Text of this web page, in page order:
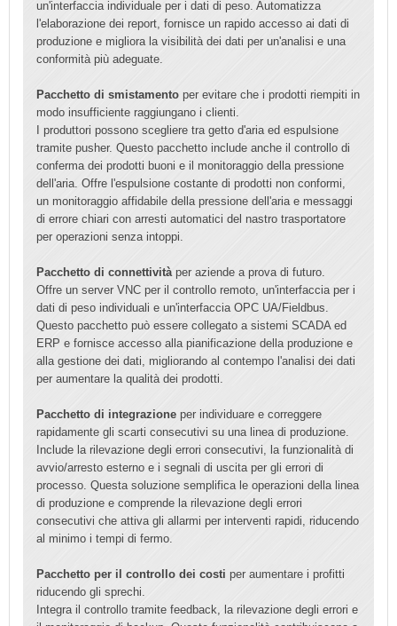
un'interfaccia individuale per i dati di peso. Automatizza
l'elaborazione dei report, fornisce un rapido accesso ai dati di
produzione e migliora la visibilità dei dati per un'analisi e una
conformità più adeguate.
Pacchetto di smistamento per evitare che i prodotti riempiti in
modo insufficiente raggiungano i clienti.
I produttori possono scegliere tra getto d'aria ed espulsione
tramite pusher. Questo pacchetto include anche il controllo di
conferma dei prodotti buoni e il monitoraggio della pressione
dell'aria. Offre l'espulsione costante di prodotti non conformi,
un monitoraggio affidabile della pressione dell'aria e messaggi
di errore chiari con arresti automatici del nastro trasportatore
per operazioni senza intoppi.
Pacchetto di connettività per aziende a prova di futuro.
Offre un server VNC per il controllo remoto, un'interfaccia per i
dati di peso individuali e un'interfaccia OPC UA/Fieldbus.
Questo pacchetto può essere collegato a sistemi SCADA ed
ERP e fornisce accesso alla pianificazione della produzione e
alla gestione dei dati, migliorando al contempo l'analisi dei dati
per aumentare la qualità dei prodotti.
Pacchetto di integrazione per individuare e correggere
rapidamente gli scarti consecutivi su una linea di produzione.
Include la rilevazione degli errori consecutivi, la funzionalità di
avvio/arresto esterno e i segnali di uscita per gli errori di
processo. Questa soluzione semplifica le operazioni della linea
di produzione e comprende la rilevazione degli errori
consecutivi che attiva gli allarmi per interventi rapidi, riducendo
al minimo i tempi di fermo.
Pacchetto per il controllo dei costi per aumentare i profitti
riducendo gli sprechi.
Integra il controllo tramite feedback, la rilevazione degli errori e